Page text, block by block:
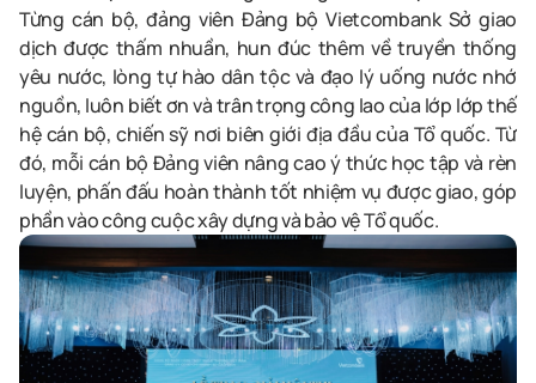
Từng cán bộ, đảng viên Đảng bộ Vietcombank Sở giao
dịch được thấm nhuần, hun đúc thêm về truyền thống
yêu nước, lòng tự hào dân tộc và đạo lý uống nước nhớ
nguồn, luôn biết ơn và trân trọng công lao của lớp lớp thế
hệ cán bộ, chiến sỹ nơi biên giới địa đầu của Tổ quốc. Từ
đó, mỗi cán bộ Đảng viên nâng cao ý thức học tập và rèn
luyện, phấn đấu hoàn thành tốt nhiệm vụ được giao, góp
phần vào công cuộc xây dựng và bảo vệ Tổ quốc.